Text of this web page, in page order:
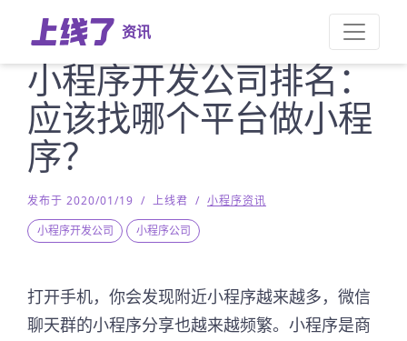
资讯
小程序开发公司排名：
应该找哪个平台做小程
序？
发布于 2020/01/19 / 上线君 / 小程序资讯
小程序开发公司
小程序公司
打开手机，你会发现附近小程序越来越多，微信
聊天群的小程序分享也越来越频繁。小程序是商